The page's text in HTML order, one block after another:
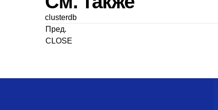
clusterdb
Пред.
CLOSE